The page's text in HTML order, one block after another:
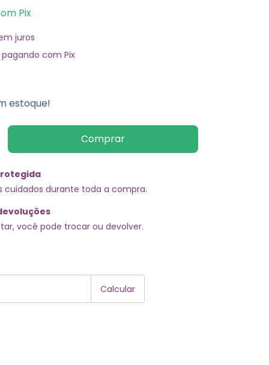
Pix
juros
com Pix
estoque!
cuidados durante toda a compra.
você pode trocar ou devolver.
Calcular